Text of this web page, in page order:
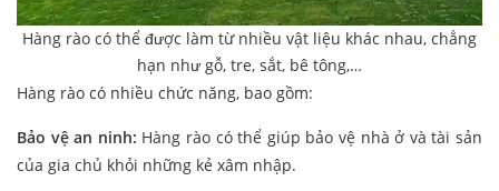
Hàng rào có thể được làm từ nhiều vật liệu khác nhau, chẳng
hạn như gỗ, tre, sắt, bê tông,…
Hàng rào có nhiều chức năng, bao gồm:
Bảo vệ an ninh: Hàng rào có thể giúp bảo vệ nhà ở và tài sản
của gia chủ khỏi những kẻ xâm nhập.